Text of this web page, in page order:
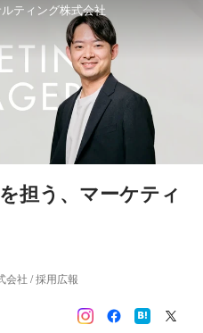
ティング株式会社
担う、マーケティ
会社 / 採用広報